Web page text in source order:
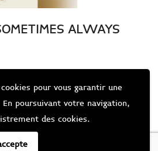
pour vous garantir une
poursuivant votre navigation,
des cookies.
ALWAYS